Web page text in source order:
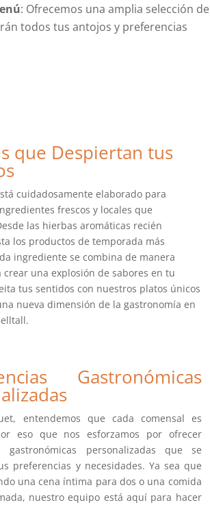
: Ofrecemos una amplia selección de
todos tus antojos y preferencias
que Despiertan tus
cuidadosamente elaborado para
frescos y locales que
las hierbas aromáticas recién
los productos de temporada más
ingrediente se combina de manera
crear una explosión de sabores en tu
tus sentidos con nuestros platos únicos
nueva dimensión de la gastronomía en
Gastronómicas
entendemos que cada comensal es
eso que nos esforzamos por ofrecer
gastronómicas personalizadas que se
preferencias y necesidades. Ya sea que
una cena íntima para dos o una comida
nuestro equipo está aquí para hacer